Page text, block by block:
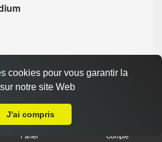
merguez, poivrons
Panier Compte
cookies pour vous garantir la
notre site Web
J'ai compris